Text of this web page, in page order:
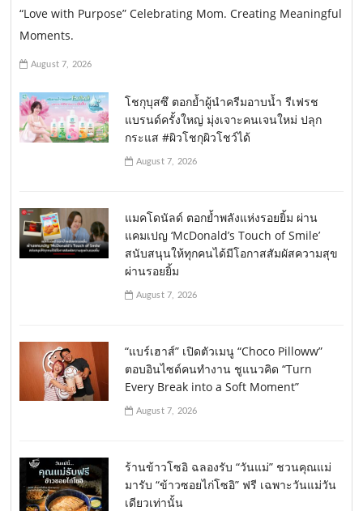
“Love with Purpose” Celebrating Mom. Creating Meaningful
Moments.
August 7, 2026
โชกุบุสซึ ตอกย้ำผู้นำครีมอาบน้ำ รีเฟรช
แบรนด์ครั้งใหญ่ มุ่งเจาะคนเจนใหม่ ปลุก
กระแส #ผิวโชกุผิวโชว์ได้
August 7, 2026
แมคโดนัลด์ ตอกย้ำพลังแห่งรอยยิ้ม ผ่าน
แคมเปญ ‘McDonald’s Touch of Smile’
สนับสนุนให้ทุกคนได้มีโอกาสสัมผัสความสุข
ผ่านรอยยิ้ม
August 7, 2026
“แบร์เฮาส์” เปิดตัวเมนู “Choco Pilloww”
ตอบอินไซด์คนทำงาน ชูแนวคิด “Turn
Every Break into a Soft Moment”
August 7, 2026
ร้านข้าวโซอิ ฉลองรับ “วันแม่” ชวนคุณแม่
มารับ “ข้าวซอยไก่โซอิ” ฟรี เฉพาะวันแม่วัน
เดียวเท่านั้น